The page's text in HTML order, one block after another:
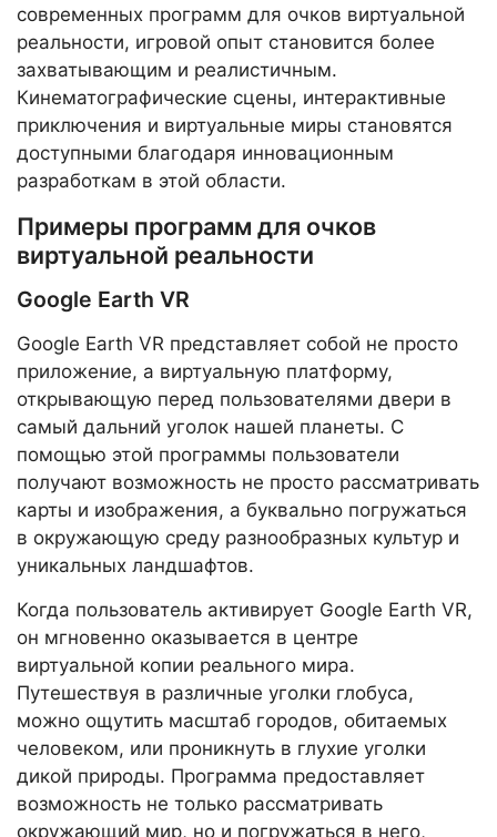
современных программ для очков виртуальной
реальности, игровой опыт становится более
захватывающим и реалистичным.
Кинематографические сцены, интерактивные
приключения и виртуальные миры становятся
доступными благодаря инновационным
разработкам в этой области.
Примеры программ для очков
виртуальной реальности
Google Earth VR
Google Earth VR представляет собой не просто
приложение, а виртуальную платформу,
открывающую перед пользователями двери в
самый дальний уголок нашей планеты. С
помощью этой программы пользователи
получают возможность не просто рассматривать
карты и изображения, а буквально погружаться
в окружающую среду разнообразных культур и
уникальных ландшафтов.
Когда пользователь активирует Google Earth VR,
он мгновенно оказывается в центре
виртуальной копии реального мира.
Путешествуя в различные уголки глобуса,
можно ощутить масштаб городов, обитаемых
человеком, или проникнуть в глухие уголки
дикой природы. Программа предоставляет
возможность не только рассматривать
окружающий мир, но и погружаться в него,